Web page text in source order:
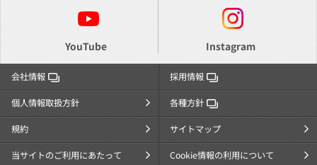
YouTube Instagram
会社情報 採用情報
個人情報取扱方針 各種方針
規約 サイトマップ
当サイトのご利用にあたって Cookie情報の利用について